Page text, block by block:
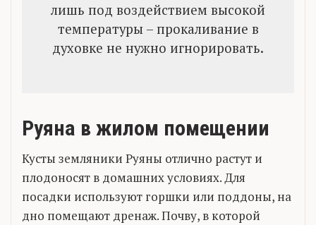
лишь под воздействием высокой
температуры – прокаливание в
духовке не нужно игнорировать.
Руяна в жилом помещении
Кусты земляники Руяны отлично растут и
плодоносят в домашних условиях. Для
посадки используют горшки или поддоны, на
дно помещают дренаж. Почву, в которой